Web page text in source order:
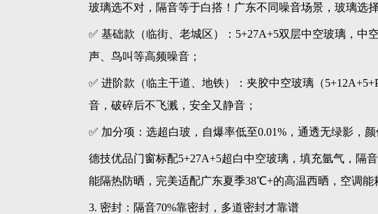
玻璃选不对，隔音等于白搭！广东不同噪音场景，玻璃选择
✅ 基础款（临街、老城区）：5+27A+5双层中空玻璃，中
声、鸟叫等高频噪音；
✅ 进阶款（临主干道、地铁）：夹胶中空玻璃（
音，破碎后不飞溅，安全又静音；
✅ 加分项：选超白玻，自爆率低至0.01%，通透无绿影，颜
德技优品门窗标配5+27A+5超白中空玻璃，填充氩气，隔
能隔热防晒，完美适配广东夏季38℃+的高温西晒，空调能
3. 密封：隔音70%靠密封，多道密封才靠谱